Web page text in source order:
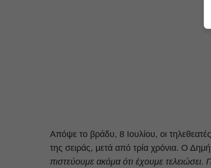
Απόψε το βράδυ, 8 Ιουλίου, οι
της σειράς, μετά από τρία χρόνια. Ο
πιστεύουμε ακόμα ότι έχουμε τελειώσει.